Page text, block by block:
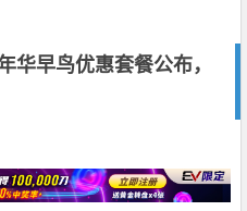
华早鸟优惠套餐公布，